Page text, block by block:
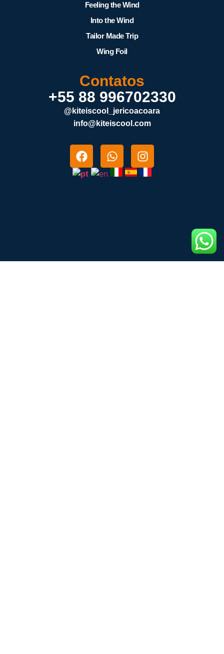
Feeling the Wind
Into the Wind
Tailor Made Trip
Wing Foil
Contatos
+55 88 996702330
@kiteiscool_jericoacoara
info@kiteiscool.com